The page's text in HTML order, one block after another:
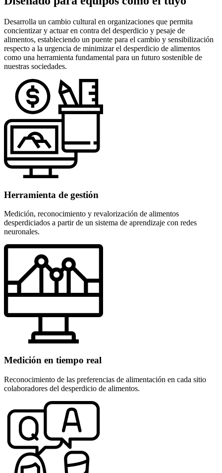
Desarrolla un cambio cultural en organizaciones que permita
concientizar y actuar en contra del desperdicio y pesaje de
alimentos, estableciendo un puente para el cambio y sensibilización
respecto a la urgencia de minimizar el desperdicio de alimentos
como una herramienta fundamental para un futuro sostenible de
nuestras sociedades.
Herramienta de gestión
Medición, reconocimiento y revalorización de alimentos
desperdiciados a partir de un sistema de aprendizaje con redes
neuronales.
Medición en tiempo real
Reconocimiento de las preferencias de alimentación en cada sitio
colaboradores del desperdicio de alimentos.